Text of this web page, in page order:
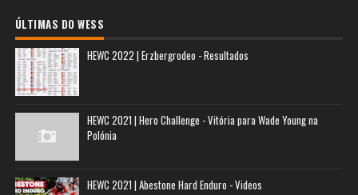
ÚLTIMAS DO WESS
HEWC 2022 | Erzbergrodeo - Resultados
HEWC 2021 | Hero Challenge - Vitória para Wade Young na
Polónia
HEWC 2021 | Abestone Hard Enduro - Videos